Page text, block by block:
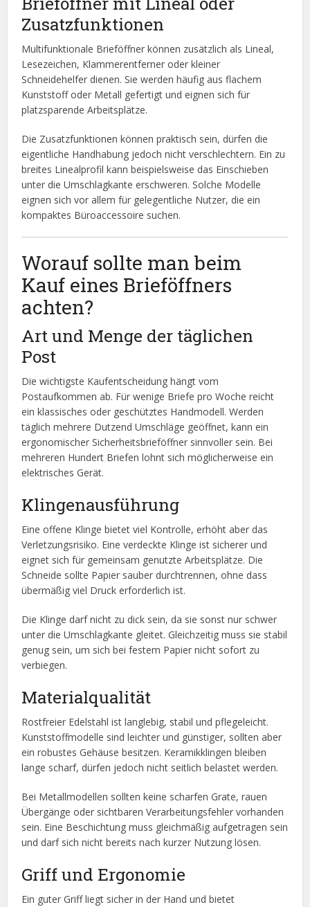
Zusatzfunktionen
Multifunktionale Brieföffner können zusätzlich als Lineal,
Lesezeichen, Klammerentferner oder kleiner
Schneidehelfer dienen. Sie werden häufig aus flachem
Kunststoff oder Metall gefertigt und eignen sich für
platzsparende Arbeitsplätze.
Die Zusatzfunktionen können praktisch sein, dürfen die
eigentliche Handhabung jedoch nicht verschlechtern. Ein zu
breites Linealprofil kann beispielsweise das Einschieben
unter die Umschlagkante erschweren. Solche Modelle
eignen sich vor allem für gelegentliche Nutzer, die ein
kompaktes Büroaccessoire suchen.
Worauf sollte man beim
Kauf eines Brieföffners
achten?
Art und Menge der täglichen
Post
Die wichtigste Kaufentscheidung hängt vom
Postaufkommen ab. Für wenige Briefe pro Woche reicht
ein klassisches oder geschütztes Handmodell. Werden
täglich mehrere Dutzend Umschläge geöffnet, kann ein
ergonomischer Sicherheitsbrieföffner sinnvoller sein. Bei
mehreren Hundert Briefen lohnt sich möglicherweise ein
elektrisches Gerät.
Klingenausführung
Eine offene Klinge bietet viel Kontrolle, erhöht aber das
Verletzungsrisiko. Eine verdeckte Klinge ist sicherer und
eignet sich für gemeinsam genutzte Arbeitsplätze. Die
Schneide sollte Papier sauber durchtrennen, ohne dass
übermäßig viel Druck erforderlich ist.
Die Klinge darf nicht zu dick sein, da sie sonst nur schwer
unter die Umschlagkante gleitet. Gleichzeitig muss sie stabil
genug sein, um sich bei festem Papier nicht sofort zu
verbiegen.
Materialqualität
Rostfreier Edelstahl ist langlebig, stabil und pflegeleicht.
Kunststoffmodelle sind leichter und günstiger, sollten aber
ein robustes Gehäuse besitzen. Keramikklingen bleiben
lange scharf, dürfen jedoch nicht seitlich belastet werden.
Bei Metallmodellen sollten keine scharfen Grate, rauen
Übergänge oder sichtbaren Verarbeitungsfehler vorhanden
sein. Eine Beschichtung muss gleichmäßig aufgetragen sein
und darf sich nicht bereits nach kurzer Nutzung lösen.
Griff und Ergonomie
Ein guter Griff liegt sicher in der Hand und bietet